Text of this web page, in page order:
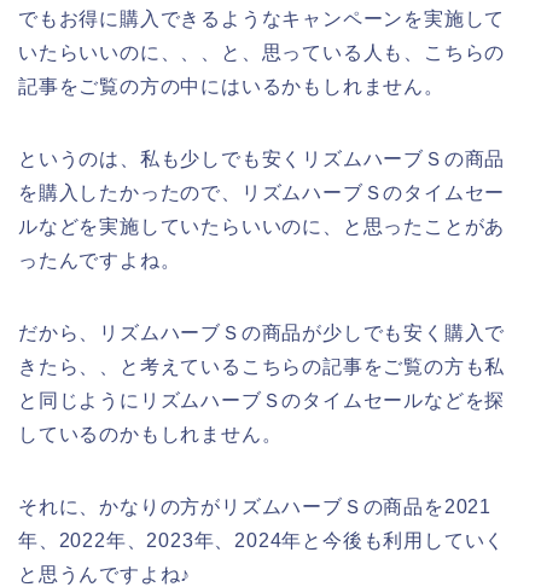
でもお得に購入できるようなキャンペーンを実施して
いたらいいのに、、、と、思っている人も、こちらの
記事をご覧の方の中にはいるかもしれません。
というのは、私も少しでも安くリズムハーブＳの商品
を購入したかったので、リズムハーブＳのタイムセー
ルなどを実施していたらいいのに、と思ったことがあ
ったんですよね。
だから、リズムハーブＳの商品が少しでも安く購入で
きたら、、と考えているこちらの記事をご覧の方も私
と同じようにリズムハーブＳのタイムセールなどを探
しているのかもしれません。
それに、かなりの方がリズムハーブＳの商品を2021
年、2022年、2023年、2024年と今後も利用していく
と思うんですよね♪